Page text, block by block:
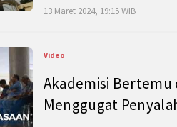
13 Maret 2024, 19:15 WIB
Video
Akademisi Bertemu
Menggugat